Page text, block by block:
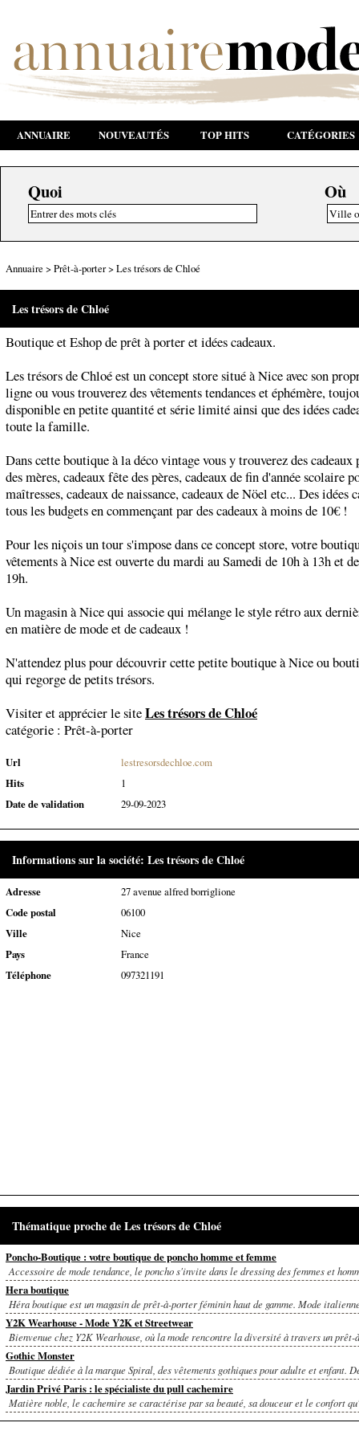
ANNUAIRE NOUVEAUTÉS TOP HITS CATÉGORIES
Quoi Où
Annuaire > Prêt-à-porter> Les trésors de Chloé
Les trésors de Chloé
Boutique et Eshop de prêt à porter et idées cadeaux.
Les trésors de Chloé est un concept store situé à Nice avec son
ligne ou vous trouverez des vêtements tendances et éphémère,
disponible en petite quantité et série limité ainsi que des idées
toute la famille.
Dans cette boutique à la déco vintage vous y trouverez des
des mères, cadeaux fête des pères, cadeaux de fin d'année scolaire
maîtresses, cadeaux de naissance, cadeaux de Nöel etc... Des idées
tous les budgets en commençant par des cadeaux à moins de 10€ !
Pour les niçois un tour s'impose dans ce concept store, votre
vêtements à Nice est ouverte du mardi au Samedi de 10h à 13h et
19h.
Un magasin à Nice qui associe qui mélange le style rétro aux
en matière de mode et de cadeaux !
N'attendez plus pour découvrir cette petite boutique à Nice ou
qui regorge de petits trésors.
Visiter et apprécier le siteLes trésors de Chloé
catégorie : Prêt-à-porter
Url
lestresorsdechloe.com
Hits
1
Date de validation
29-09-2023
Informations sur la société: Les trésors de Chloé
Adresse
27 avenue alfred borriglione
Code postal
06100
Ville
Nice
Pays
France
Téléphone
097321191
Thématique proche de Les trésors de Chloé
Poncho-Boutique : votre boutique de poncho homme et femme
Accessoire de mode tendance, le poncho s'invite dans le dressing des femmes et
Hera boutique
Héra boutique est un magasin de prêt-à-porter féminin haut de gamme. Mode
Y2K Wearhouse - Mode Y2K et Streetwear
Bienvenue chez Y2K Wearhouse, où la mode rencontre la diversité à travers un prêt-
Gothic Monster
Boutique dédiée à la marque Spiral, des vêtements gothiques pour adulte et enfant.
Jardin Privé Paris : le spécialiste du pull cachemire
Matière noble, le cachemire se caractérise par sa beauté, sa douceur et le confort